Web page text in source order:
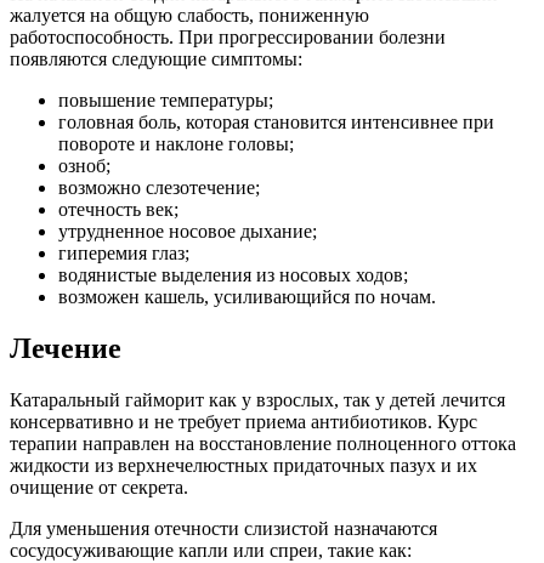
жалуется на общую слабость, пониженную
работоспособность. При прогрессировании болезни
появляются следующие симптомы:
повышение температуры;
головная боль, которая становится интенсивнее при
повороте и наклоне головы;
озноб;
возможно слезотечение;
отечность век;
утрудненное носовое дыхание;
гиперемия глаз;
водянистые выделения из носовых ходов;
возможен кашель, усиливающийся по ночам.
Лечение
Катаральный гайморит как у взрослых, так у детей лечится
консервативно и не требует приема антибиотиков. Курс
терапии направлен на восстановление полноценного оттока
жидкости из верхнечелюстных придаточных пазух и их
очищение от секрета.
Для уменьшения отечности слизистой назначаются
сосудосуживающие капли или спреи, такие как: